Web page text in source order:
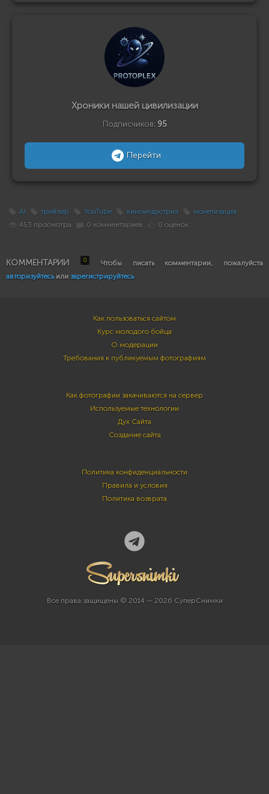
Хроники нашей цивилизации
Подписчиков: 95
Перейти
AI трейлер YouTube киноиндустрия
монетизация
453 просмотра
0 комментариев 0 оценок
КОММЕНТАРИИ 0
Чтобы писать комментарии, пожалуйста
авторизуйтесьили зарегистрируйтесь
Как пользоваться сайтом
Курс молодого бойца
О модерации
Требования к публикуемым фотографиям
Как фотографии закачиваются на сервер
Используемые технологии
Дух Сайта
Создание сайта
Политика конфиденциальности
Правила и условия
Политика возврата
Все права защищены © 2014 — 2026 СуперСнимки